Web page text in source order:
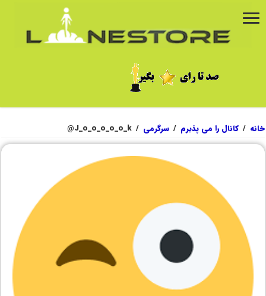
خانه / کانال را می پذیرم / سرگرمی /
J_o_o_o_o_o_k@